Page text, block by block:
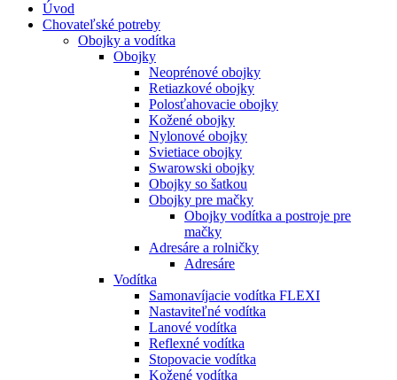
Úvod
Chovateľské potreby
Obojky a vodítka
Obojky
Neoprénové obojky
Retiazkové obojky
Polosťahovacie obojky
Kožené obojky
Nylonové obojky
Svietiace obojky
Swarowski obojky
Obojky so šatkou
Obojky pre mačky
Obojky vodítka a postroje pre
mačky
Adresáre a rolničky
Adresáre
Vodítka
Samonavíjacie vodítka FLEXI
Nastaviteľné vodítka
Lanové vodítka
Reflexné vodítka
Stopovacie vodítka
Kožené vodítka